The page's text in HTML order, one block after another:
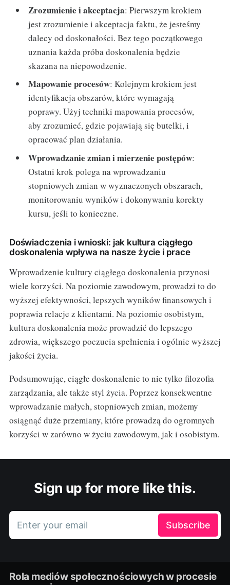
Zrozumienie i akceptacja: Pierwszym krokiem
jest zrozumienie i akceptacja faktu, że jesteśmy
dalecy od doskonałości. Bez tego początkowego
uznania każda próba doskonalenia będzie
skazana na niepowodzenie.
Mapowanie procesów: Kolejnym krokiem jest
identyfikacja obszarów, które wymagają
poprawy. Użyj techniki mapowania procesów,
aby zrozumieć, gdzie pojawiają się butelki, i
opracować plan działania.
Wprowadzanie zmian i mierzenie postępów:
Ostatni krok polega na wprowadzaniu
stopniowych zmian w wyznaczonych obszarach,
monitorowaniu wyników i dokonywaniu korekty
kursu, jeśli to konieczne.
Doświadczenia i wnioski: jak kultura ciągłego
doskonalenia wpływa na nasze życie i prace
Wprowadzenie kultury ciągłego doskonalenia przynosi
wiele korzyści. Na poziomie zawodowym, prowadzi to do
wyższej efektywności, lepszych wyników finansowych i
poprawia relacje z klientami. Na poziomie osobistym,
kultura doskonalenia może prowadzić do lepszego
zdrowia, większego poczucia spełnienia i ogólnie wyższej
jakości życia.
Podsumowując, ciągłe doskonalenie to nie tylko filozofia
zarządzania, ale także styl życia. Poprzez konsekwentne
wprowadzanie małych, stopniowych zmian, możemy
osiągnąć duże przemiany, które prowadzą do ogromnych
korzyści w zarówno w życiu zawodowym, jak i osobistym.
Sign up for more like this.
Enter your email Subscribe
Rola mediów społecznościowych w procesie